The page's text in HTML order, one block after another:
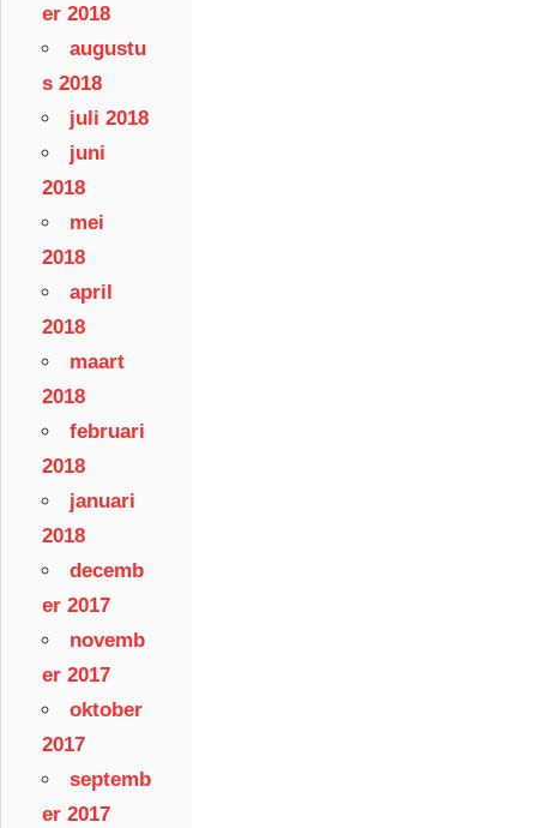
er 2018
augustu
s 2018
juli 2018
juni
2018
mei
2018
april
2018
maart
2018
februari
2018
januari
2018
decemb
er 2017
novemb
er 2017
oktober
2017
septemb
er 2017